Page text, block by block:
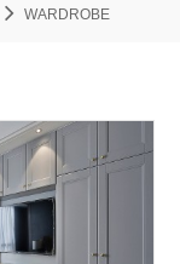
WARDROBE